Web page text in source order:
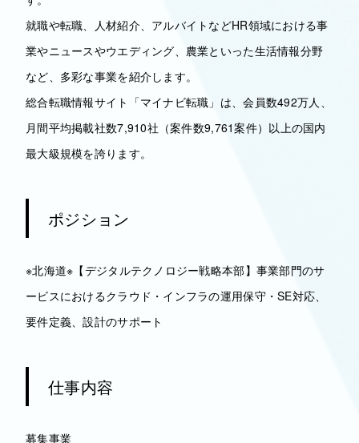
就職や転職、人材紹介、アルバイトなどHR領域における事
業やニュースやウエディング、農業といった生活情報分野
など、多彩な事業を紹介します。
総合転職情報サイト「マイナビ転職」は、会員数492万人、
月間平均掲載社数7,910社（案件数9,761案件）以上の国内
最大級規模を誇ります。
ポジション
※北海道※【デジタルテクノロジー戦略本部】事業部門のサ
ービスにおけるクラウド・インフラの運用保守・SE対応、
要件定義、設計のサポート
仕事内容
募集事業